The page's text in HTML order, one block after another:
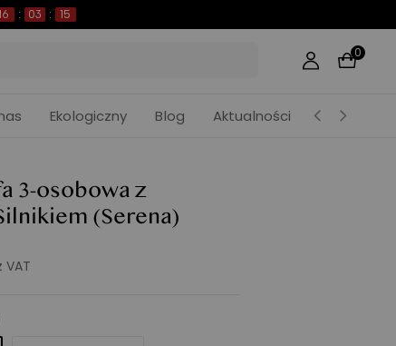
: 03 : 13
0
Ekologiczny Blog Aktualności
3-osobowa z
(Serena)
VAT